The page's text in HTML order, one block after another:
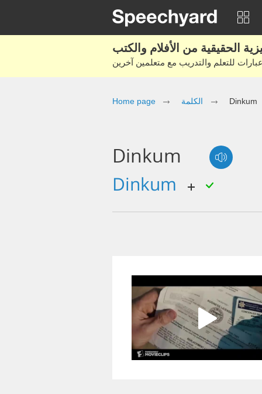
Home page الكلمة Dinkum
Dinkum
dinkum